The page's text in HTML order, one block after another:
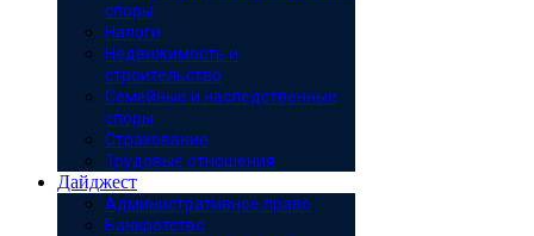
споры
Налоги
Недвижимость и
строительство
Семейные и наследственные
споры
Страхование
Трудовые отношения
Дайджест
Административное право
Банкротство